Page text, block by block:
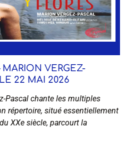
MARION VERGEZ-
22 MAI 2026
Pascal chante les multiples
répertoire, situé essentiellement
XXe siècle, parcourt la